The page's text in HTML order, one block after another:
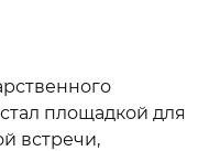
площадкой для
встречи,